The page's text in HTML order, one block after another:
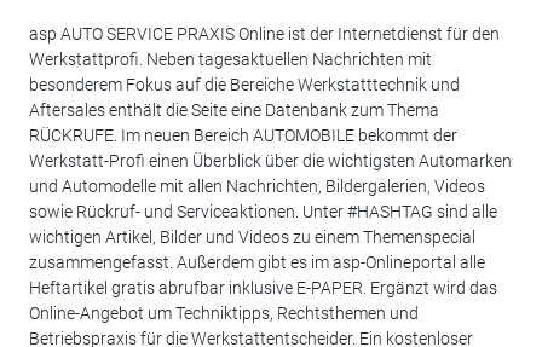
asp AUTO SERVICE PRAXIS Online ist der Internetdienst für den
Werkstattprofi. Neben tagesaktuellen Nachrichten mit
besonderem Fokus auf die Bereiche Werkstatttechnik und
Aftersales enthält die Seite eine Datenbank zum Thema
RÜCKRUFE. Im neuen Bereich AUTOMOBILE bekommt der
Werkstatt-Profi einen Überblick über die wichtigsten Automarken
und Automodelle mit allen Nachrichten, Bildergalerien, Videos
sowie Rückruf- und Serviceaktionen. Unter #HASHTAG sind alle
wichtigen Artikel, Bilder und Videos zu einem Themenspecial
zusammengefasst. Außerdem gibt es im asp-Onlineportal alle
Heftartikel gratis abrufbar inklusive E-PAPER. Ergänzt wird das
Online-Angebot um Techniktipps, Rechtsthemen und
Betriebspraxis für die Werkstattentscheider. Ein kostenloser